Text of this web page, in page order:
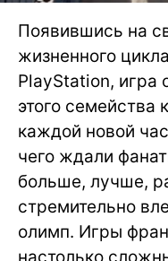
Появившись на
жизненного
PlayStation, игра
этого семейства
каждой новой
чего ждали
больше, лучше,
стремительно
олимп. Игры
настолько